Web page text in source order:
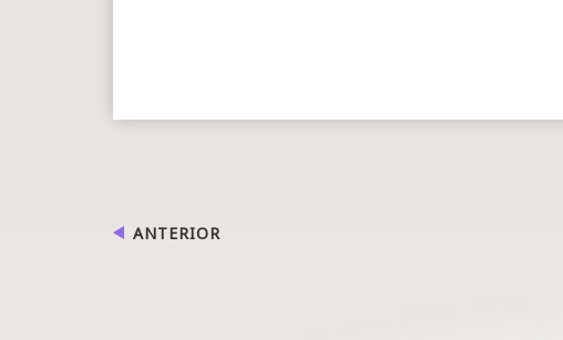
ANTERIOR